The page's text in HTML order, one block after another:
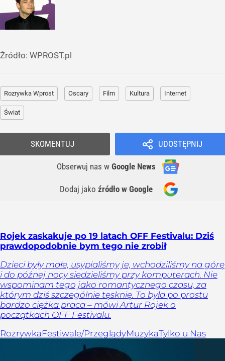
Źródło: WPROST.pl
Rozrywka Wprost Oscary Film Kultura Internet
Świat
UDOSTĘPNIJ
Obserwuj nas w Google News
Dodaj jako źródło w Google
SKOMENTUJ
Rojek zaskakuje po 19 latach OFF Festivalu: Dziś
prawdopodobnie bym tego nie zrobił
Dzieci były małe, usypialiśmy je, wchodziliśmy na górę
i do późnej nocy siedzieliśmy przy komputerach. Nie
wspominam tego jako romantycznego czasu, za
którym dziś szczególnie tęsknię. To była po prostu
bardzo ciężka praca – mówi Artur Rojek o
początkach OFF Festivalu.
RozrywkaFestiwale/PrzeglądyMuzykaTylko u Nas